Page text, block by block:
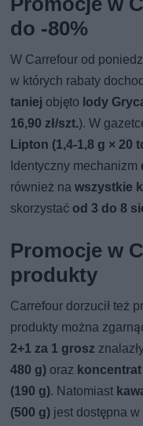
do -80%
W Carrefour od
w których rabaty
taniej objęto lody
16,90 zł/szt.). W
Lipton (1,4-1,8 g × 20
Identyczny mechanizm
również nawszystkie
skorzystać od 3 do 8
Promocje w
produkty
Carrefour dorzucił też
produkty można
2+1 za 1 grosz
480 g) oraz koncentrat
(190 g). Natomiast
(500 g) jest dostępna w